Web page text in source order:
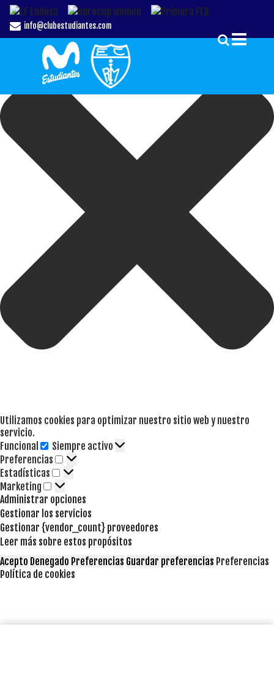
Gestionar el Consentimiento de las Cookies
Utilizamos cookies para optimizar nuestro sitio web y nuestro
servicio.
Funcional
Funcional
Siempre activo
Preferencias
Preferencias
Estadísticas Estadísticas
Marketing Marketing
Administrar opciones
Gestionar los servicios
Gestionar {vendor_count} proveedores
Leer más sobre estos propósitos
Acepto Denegado Preferencias Guardar preferencias Preferencias
Política de cookies
info@clubestudiantes.com